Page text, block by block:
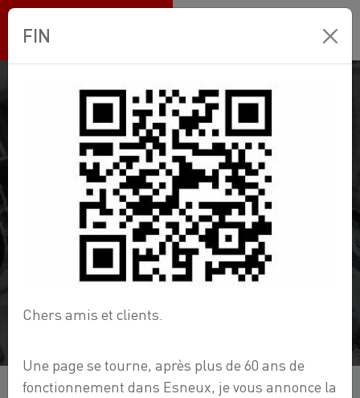
Ets BANNEUX
Ets
BANNEUX.
RETROUVEZ TOUS LES PIÈCES DÉTACHÉES
FIN
Chers amis et clients.
Une page se tourne, après plus de 60 ans de
fonctionnement dans Esneux, je vous annonce la